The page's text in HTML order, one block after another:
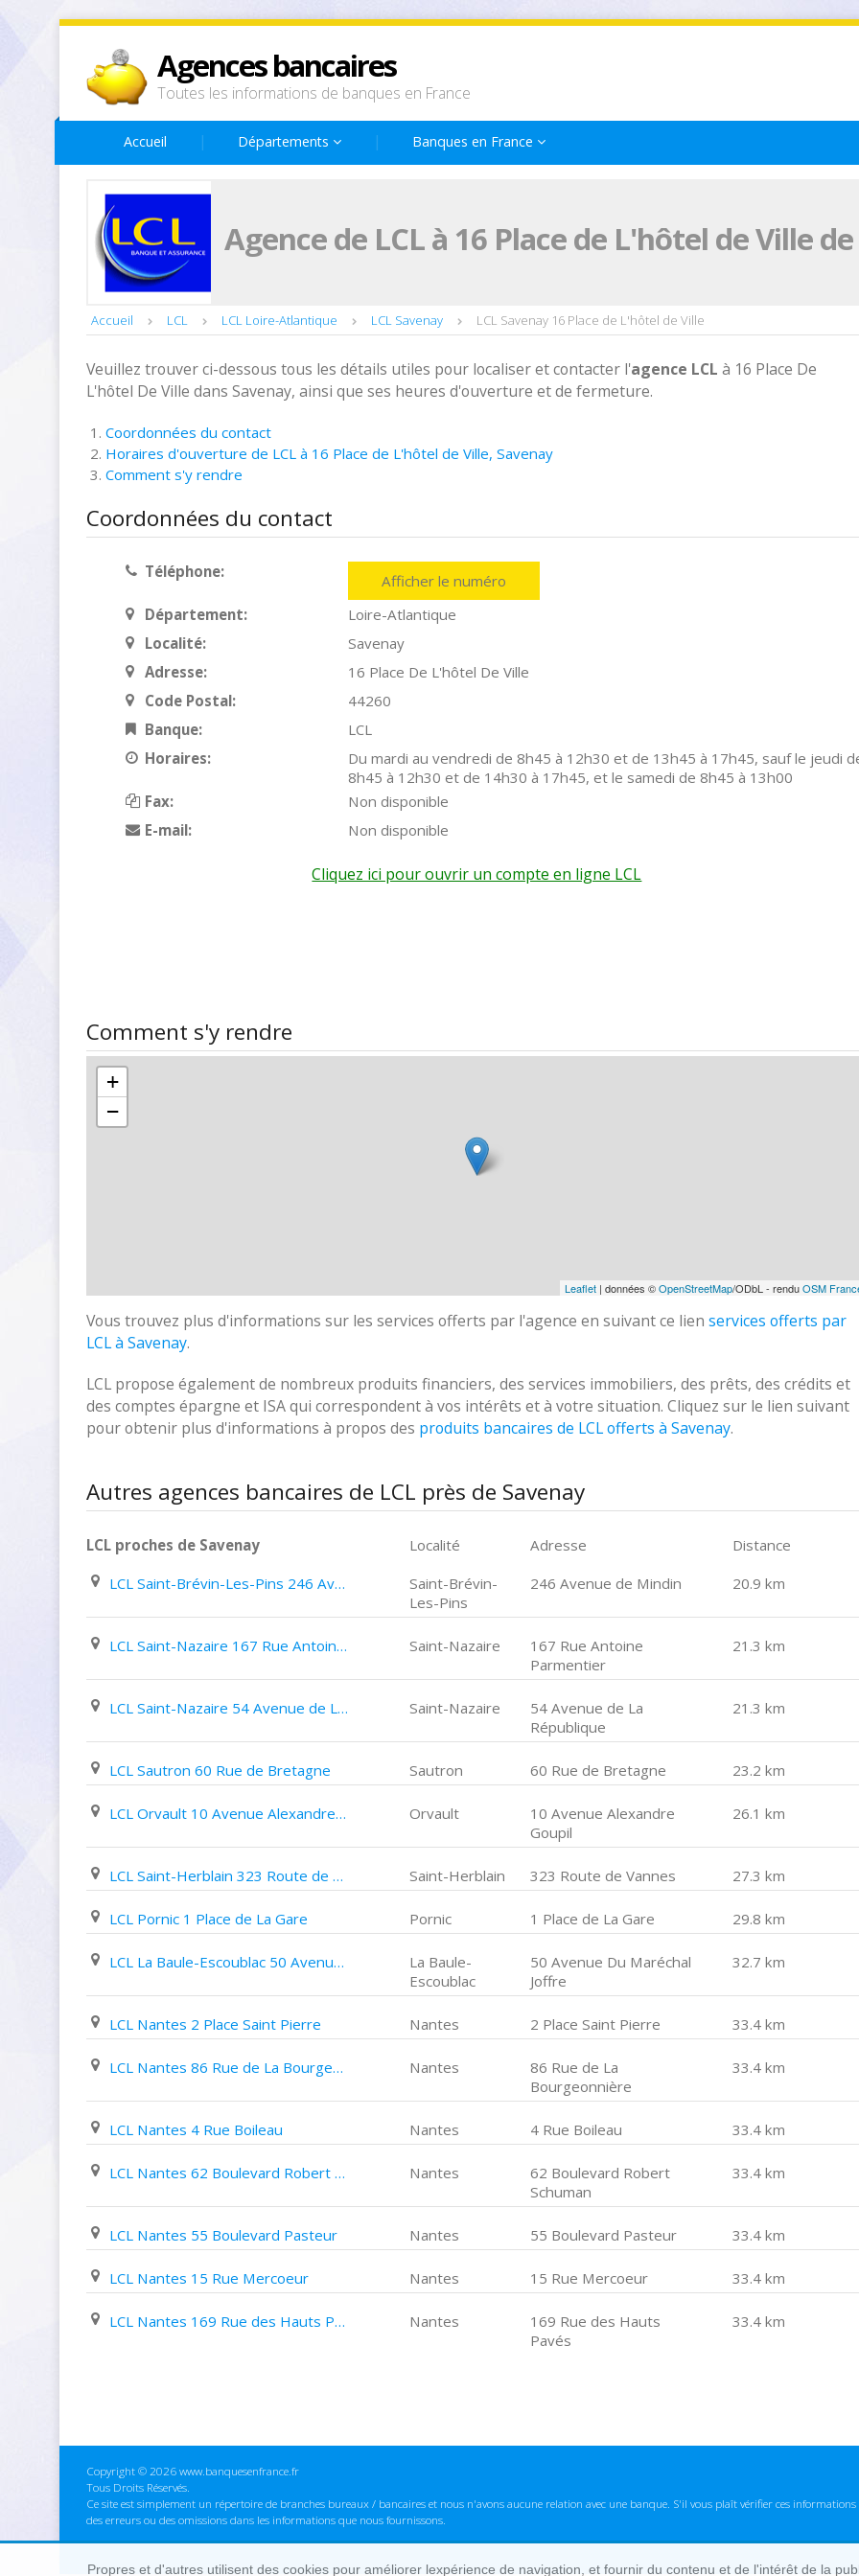
Agences bancaires
Toutes les informations de banques en France
Accueil Départements Banques en France
Agence de LCL à 16 Place de L'hôtel de Ville
Accueil LCL LCL Loire-Atlantique LCL Savenay LCL Savenay 16 Place de L'hôtel de Ville
Veuillez trouver ci-dessous tous les détails utiles pour localiser et contacter l'agence LCL à 16 Place De
L'hôtel De Ville dans Savenay, ainsi que ses heures d'ouverture et de fermeture.
Coordonnées du contact
Horaires d'ouverture de LCL à 16 Place de L'hôtel de Ville, Savenay
Comment s'y rendre
Coordonnées du contact
Téléphone:
Afficher le numéro
Département:
Loire-Atlantique
Localité:
Savenay
Adresse:
16 Place De L'hôtel De Ville
Code Postal:
44260
Banque:
LCL
Horaires:
Du mardi au vendredi de 8h45 à 12h30 et de 13h45 à 17h45, sauf le jeudi
8h45 à 12h30 et de 14h30 à 17h45, et le samedi de 8h45 à 13h00
Fax:
Non disponible
E-mail:
Non disponible
Cliquez ici pour ouvrir un compte en ligne LCL
Comment s'y rendre
+
−
Leaflet| données ©OpenStreetMap/ODbL - renduOSM
Vous trouvez plus d'informations sur les services offerts par l'agence en suivant ce lien services offerts par
LCL à Savenay.
LCL propose également de nombreux produits financiers, des services immobiliers, des prêts, des crédits et
des comptes épargne et ISA qui correspondent à vos intérêts et à votre situation. Cliquez sur le lien suivant
pour obtenir plus d'informations à propos des produits bancaires de LCL offerts à Savenay.
Autres agences bancaires de LCL près de Savenay
LCL proches de Savenay Localité Adresse
Distance
LCL Saint-Brévin-Les-Pins 246 Avenue de Mindin
Saint-Brévin-
Les-Pins
246 Avenue de Mindin 20.9 km
LCL Saint-Nazaire 167 Rue Antoine Parmentier Saint-Nazaire
167 Rue Antoine
Parmentier
21.3 km
LCL Saint-Nazaire 54 Avenue de La République Saint-Nazaire
54 Avenue de La
République
21.3 km
LCL Sautron 60 Rue de Bretagne Sautron 60 Rue de Bretagne 23.2 km
LCL Orvault 10 Avenue Alexandre Goupil Orvault
10 Avenue Alexandre
Goupil
26.1 km
LCL Saint-Herblain 323 Route de Vannes Saint-Herblain 323 Route de Vannes 27.3 km
LCL Pornic 1 Place de La Gare Pornic 1 Place de La Gare 29.8 km
LCL La Baule-Escoublac 50 Avenue Du Maréchal Joffre
La Baule-
Escoublac
50 Avenue Du Maréchal
Joffre
32.7 km
LCL Nantes 2 Place Saint Pierre Nantes 2 Place Saint Pierre 33.4 km
LCL Nantes 86 Rue de La Bourgeonnière Nantes
86 Rue de La
Bourgeonnière
33.4 km
LCL Nantes 4 Rue Boileau Nantes 4 Rue Boileau 33.4 km
LCL Nantes 62 Boulevard Robert Schuman Nantes
62 Boulevard Robert
Schuman
33.4 km
LCL Nantes 55 Boulevard Pasteur Nantes 55 Boulevard Pasteur 33.4 km
LCL Nantes 15 Rue Mercoeur Nantes 15 Rue Mercoeur 33.4 km
LCL Nantes 169 Rue des Hauts Pavés Nantes
169 Rue des Hauts
Pavés
33.4 km
Copyright © 2026 www.banquesenfrance.fr
Tous Droits Réservés.
Ce site est simplement un répertoire de branches bureaux / bancaires et nous n'avons aucune relation avec une banque. S'il vous plaît vérifier ces
des erreurs ou des omissions dans les informations que nous fournissons.
Propres et d'autres utilisent des cookies pour améliorer lexpérience de navigation, et fournir du contenu et de l'intérêt de la